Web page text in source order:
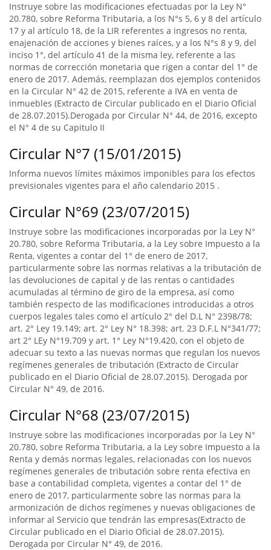
Instruye sobre las modificaciones efectuadas por la Ley N°
20.780, sobre Reforma Tributaria, a los N°s 5, 6 y 8 del artículo
17 y al artículo 18, de la LIR referentes a ingresos no renta,
enajenación de acciones y bienes raíces, y a los N°s 8 y 9, del
inciso 1°, del artículo 41 de la misma ley, referente a las
normas de corrección monetaria que rigen a contar del 1° de
enero de 2017. Además, reemplazan dos ejemplos contenidos
en la Circular N° 42 de 2015, referente a IVA en venta de
inmuebles (Extracto de Circular publicado en el Diario Oficial
de 28.07.2015).Derogada por Circular N° 44, de 2016, excepto
el N° 4 de su Capitulo II
Circular N°7 (15/01/2015)
Informa nuevos límites máximos imponibles para los efectos
previsionales vigentes para el año calendario 2015 .
Circular N°69 (23/07/2015)
Instruye sobre las modificaciones incorporadas por la Ley N°
20.780, sobre Reforma Tributaria, a la Ley sobre Impuesto a la
Renta, vigentes a contar del 1° de enero de 2017,
particularmente sobre las normas relativas a la tributación de
las devoluciones de capital y de las rentas o cantidades
acumuladas al término de giro de la empresa, así como
también respecto de las modificaciones introducidas a otros
cuerpos legales tales como el artículo 2° del D.L N° 2398/78;
art. 2° Ley 19.149; art. 2° Ley N° 18.398; art. 23 D.F.L N°341/77;
art 2° LEy N°19.709 y art. 1° Ley N°19.420, con el objeto de
adecuar su texto a las nuevas normas que regulan los nuevos
regímenes generales de tributación (Extracto de Circular
publicado en el Diario Oficial de 28.07.2015). Derogada por
Circular N° 49, de 2016.
Circular N°68 (23/07/2015)
Instruye sobre las modificaciones incorporadas por la Ley N°
20.780, sobre Reforma Tributaria, a la Ley sobre Impuesto a la
Renta y demás normas legales, relacionadas con los nuevos
regímenes generales de tributación sobre renta efectiva en
base a contabilidad completa, vigentes a contar del 1° de
enero de 2017, particularmente sobre las normas para la
armonización de dichos regímenes y nuevas obligaciones de
informar al Servicio que tendrán las empresas(Extracto de
Circular publicado en el Diario Oficial de 28.07.2015).
Derogada por Circular N° 49, de 2016.